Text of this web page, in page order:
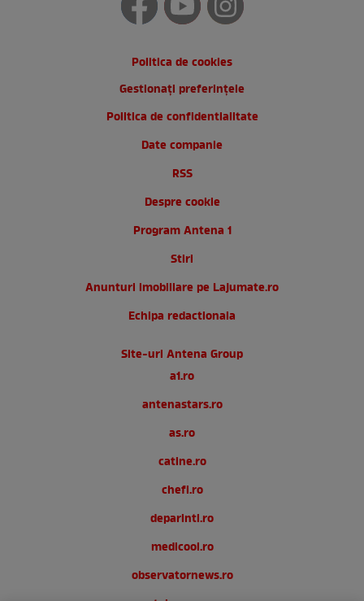
Politica de cookies
Gestionați preferințele
Politica de confidentialitate
Date companie
RSS
Despre cookie
Program Antena 1
Stiri
Anunturi imobiliare pe Lajumate.ro
Echipa redactionala
Site-uri Antena Group
a1.ro
antenastars.ro
as.ro
catine.ro
chefi.ro
deparinti.ro
medicool.ro
observatornews.ro